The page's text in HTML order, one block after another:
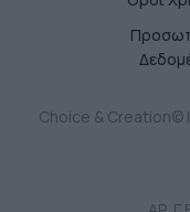
Choice & Creation©